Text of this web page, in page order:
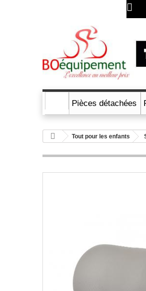
Pièces détachées
Tout pour les enfants